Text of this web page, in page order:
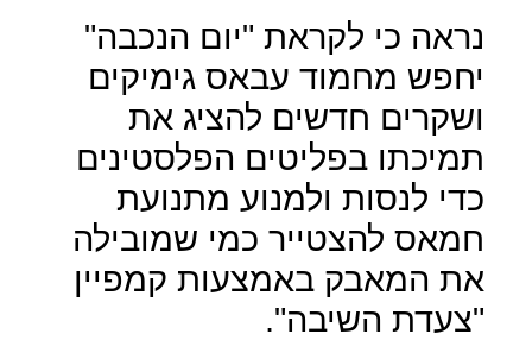
נראה כי לקראת "יום הנכבה"
יחפש מחמוד עבאס גימיקים
ושקרים חדשים להציג את
תמיכתו בפליטים הפלסטינים
כדי לנסות ולמנוע מתנועת
חמאס להצטייר כמי שמובילה
את המאבק באמצעות קמפיין
"צעדת השיבה".